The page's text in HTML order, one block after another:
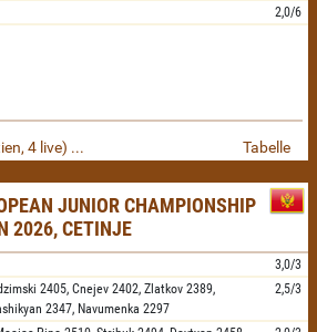
2,0/6
4 live) ... Tabelle
JUNIOR CHAMPIONSHIP
2026, CETINJE
3,0/3
2405, Cnejev 2402, Zlatkov 2389,
2347, Navumenka 2297
2,5/3